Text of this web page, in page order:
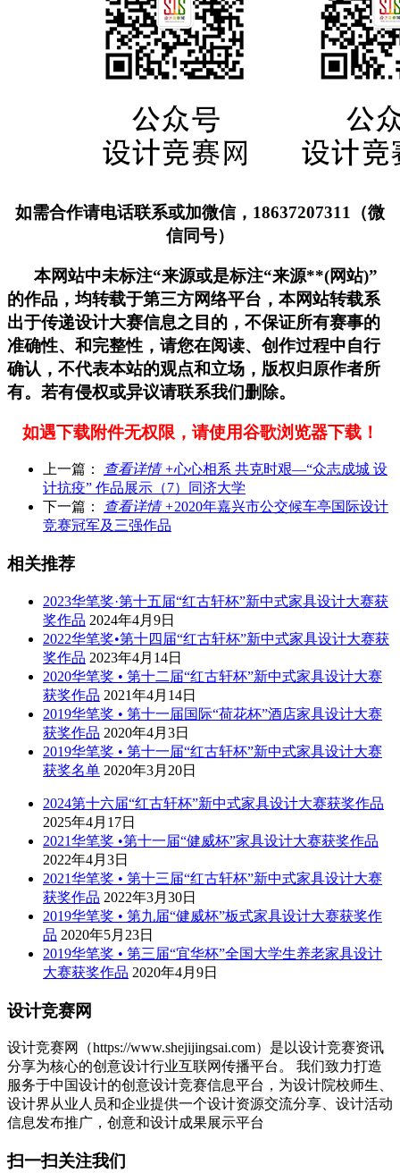
如需合作请电话联系或加微信，18637207311（微
信同号）
本网站中未标注“来源或是标注“来源**(网站)”
的作品，均转载于第三方网络平台，本网站转载系
出于传递设计大赛信息之目的，不保证所有赛事的
准确性、和完整性，请您在阅读、创作过程中自行
确认，不代表本站的观点和立场，版权归原作者所
有。若有侵权或异议请联系我们删除。
如遇下载附件无权限，请使用谷歌浏览器下载！
上一篇： 查看详情 +心心相系 共克时艰—“众志成城 设
计抗疫” 作品展示（7）同济大学
下一篇：
查看详情 +2020年嘉兴市公交候车亭国际设计
竞赛冠军及三强作品
相关推荐
2023华笔奖·第十五届“红古轩杯”新中式家具设计大赛获
奖作品 2024年4月9日
2022华笔奖•第十四届“红古轩杯”新中式家具设计大赛获
奖作品 2023年4月14日
2020华笔奖 • 第十二届“红古轩杯”新中式家具设计大赛
获奖作品 2021年4月14日
2019华笔奖 • 第十一届国际“荷花杯”酒店家具设计大赛
获奖作品 2020年4月3日
2019华笔奖 • 第十一届“红古轩杯”新中式家具设计大赛
获奖名单 2020年3月20日
2024第十六届“红古轩杯”新中式家具设计大赛获奖作品
2025年4月17日
2021华笔奖 •第十一届“健威杯”家具设计大赛获奖作品
2022年4月3日
2021华笔奖 • 第十三届“红古轩杯”新中式家具设计大赛
获奖作品 2022年3月30日
2019华笔奖 • 第九届“健威杯”板式家具设计大赛获奖作
品 2020年5月23日
2019华笔奖 • 第三届“宜华杯”全国大学生养老家具设计
大赛获奖作品 2020年4月9日
设计竞赛网
设计竞赛网（https://www.shejijingsai.com）是以设计竞赛资讯
分享为核心的创意设计行业互联网传播平台。 我们致力打造
服务于中国设计的创意设计竞赛信息平台，为设计院校师生、
设计界从业人员和企业提供一个设计资源交流分享、设计活动
信息发布推广，创意和设计成果展示平台
扫一扫关注我们